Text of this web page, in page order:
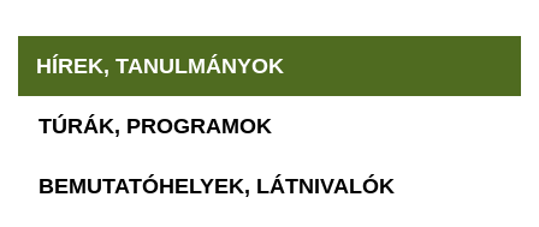
HÍREK, TANULMÁNYOK
TÚRÁK, PROGRAMOK
BEMUTATÓHELYEK, LÁTNIVALÓK